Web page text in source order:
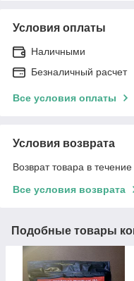
Условия оплаты
Наличными
Безналичный расчет
Все условия оплаты
Условия возврата
Возврат товара в
Все условия возврата
Подобные товары